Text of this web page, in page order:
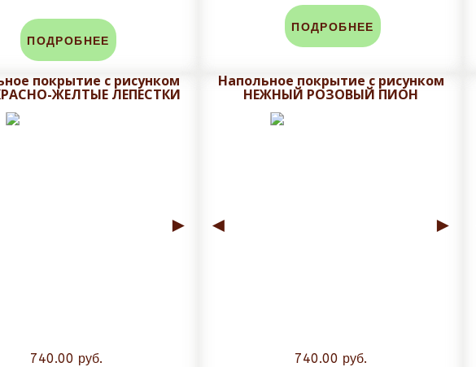
макет на утверждения с учетом меж плиточного шва.
ПОДРОБНЕЕ
ПОДРОБНЕЕ
покрытие с рисунком
ЖЕЛТЫЕ ЛЕПЕСТКИ
►
740.00 руб.
Напольное покрытие с рисунком
НЕЖНЫЙ РОЗОВЫЙ ПИОН
◄ ►
740.00 руб.